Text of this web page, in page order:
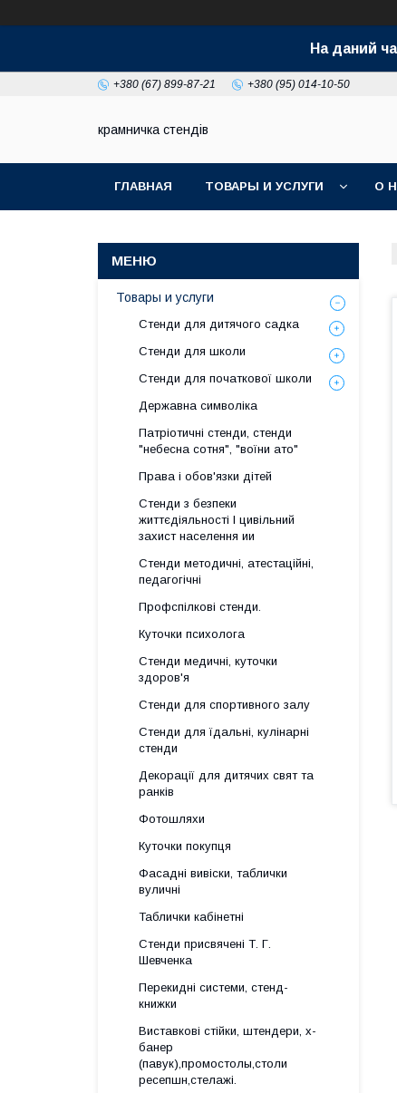
На даний
+380 (67) 899-87-21 +380 (95) 014-10-50
крамничка стендів
ГЛАВНАЯ ТОВАРЫ И УСЛУГИ О
Товары и услуги
Стенди для дитячого садка
Стенди для школи
Стенди для початкової школи
Державна символіка
Патріотичні стенди, стенди
"небесна сотня", "воїни ато"
Права і обов'язки дітей
Стенди з безпеки
життєдіяльності І цивільний
захист населення ии
Стенди методичні, атестаційні,
педагогічні
Профспілкові стенди.
Куточки психолога
Стенди медичні, куточки
здоров'я
Стенди для спортивного залу
Стенди для їдальні, кулінарні
стенди
Декорації для дитячих свят та
ранків
Фотошляхи
Куточки покупця
Фасадні вивіски, таблички
вуличні
Таблички кабінетні
Стенди присвячені Т. Г.
Шевченка
Перекидні системи, стенд-
книжки
Виставкові стійки, штендери, х-
банер
(павук),промостолы,столи
ресепшн,стелажі.